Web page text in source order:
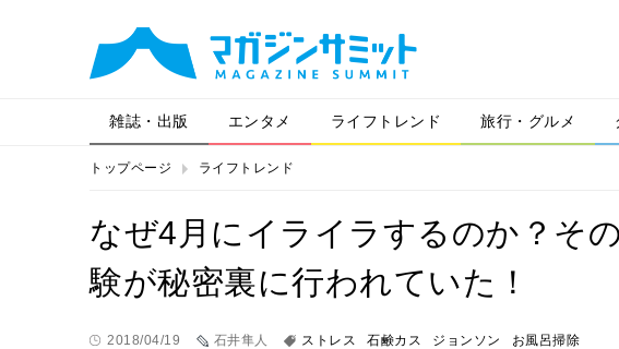
雑誌・出版 エンタメ ライフトレンド 旅行・グルメ
トップページ ライフトレンド
なぜ4月にイライラするのか？そ
験が秘密裏に行われていた！
2018/04/19 石井隼人 ストレス 石鹸カス ジョンソン お風呂掃除